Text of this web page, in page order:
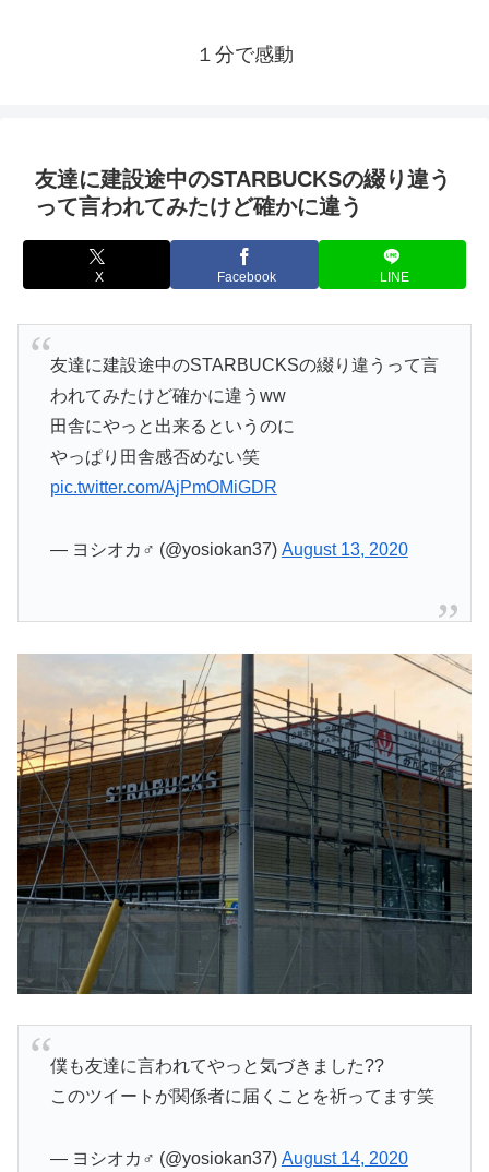
１分で感動
友達に建設途中のSTARBUCKSの綴り違う
って言われてみたけど確かに違う
X Facebook LINE
友達に建設途中のSTARBUCKSの綴り違うって言
われてみたけど確かに違うww
田舎にやっと出来るというのに
やっぱり田舎感否めない笑
pic.twitter.com/AjPmOMiGDR
— ヨシオカ♂ (@yosiokan37) August 13, 2020
僕も友達に言われてやっと気づきました??
このツイートが関係者に届くことを祈ってます笑
— ヨシオカ♂ (@yosiokan37) August 14, 2020